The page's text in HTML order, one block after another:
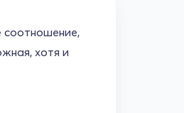
соотношение,
хотя и